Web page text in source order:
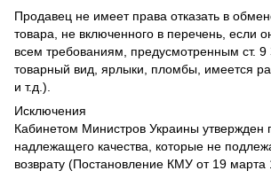
Продавец не имеет права отказать в
товара, не включенного в перечень, если
всем требованиям, предусмотренным ст. 9
товарный вид, ярлыки, пломбы, имеется
и т.д.).
Исключения
Кабинетом Министров Украины утвержден
надлежащего качества, которые не
возврату (Постановление КМУ от 19 марта